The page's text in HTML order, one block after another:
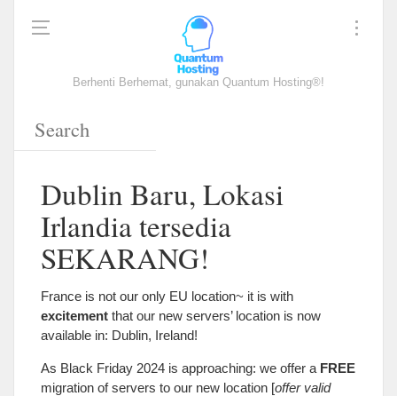
Berhenti Berhemat, gunakan Quantum Hosting®!
Dublin Baru, Lokasi
Irlandia tersedia
SEKARANG!
France is not our only EU location~ it is with
excitement that our new servers’ location is now
available in: Dublin, Ireland!
As Black Friday 2024 is approaching: we offer a FREE
migration of servers to our new location [offer valid